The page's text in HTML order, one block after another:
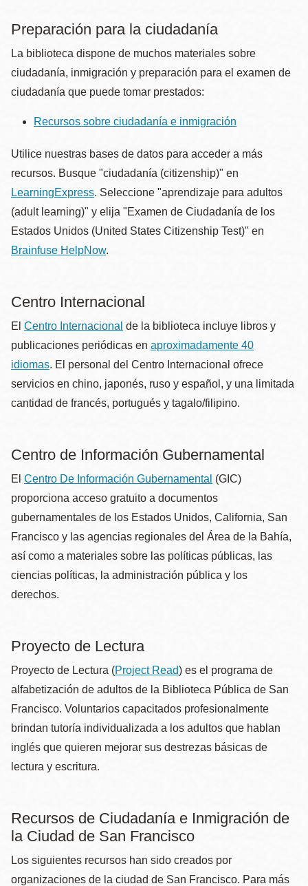
Preparación para la ciudadanía
La biblioteca dispone de muchos materiales sobre
ciudadanía, inmigración y preparación para el examen de
ciudadanía que puede tomar prestados:
Recursos sobre ciudadanía e inmigración
Utilice nuestras bases de datos para acceder a más
recursos. Busque "ciudadanía (citizenship)" en
LearningExpress. Seleccione "aprendizaje para adultos
(adult learning)" y elija "Examen de Ciudadanía de los
Estados Unidos (United States Citizenship Test)" en
Brainfuse HelpNow.
Centro Internacional
El Centro Internacional de la biblioteca incluye libros y
publicaciones periódicas en aproximadamente 40
idiomas. El personal del Centro Internacional ofrece
servicios en chino, japonés, ruso y español, y una limitada
cantidad de francés, portugués y tagalo/filipino.
Centro de Información Gubernamental
El Centro De Información Gubernamental (GIC)
proporciona acceso gratuito a documentos
gubernamentales de los Estados Unidos, California, San
Francisco y las agencias regionales del Área de la Bahía,
así como a materiales sobre las políticas públicas, las
ciencias políticas, la administración pública y los
derechos.
Proyecto de Lectura
Proyecto de Lectura (Project Read) es el programa de
alfabetización de adultos de la Biblioteca Pública de San
Francisco. Voluntarios capacitados profesionalmente
brindan tutoría individualizada a los adultos que hablan
inglés que quieren mejorar sus destrezas básicas de
lectura y escritura.
Recursos de Ciudadanía e Inmigración de
la Ciudad de San Francisco
Los siguientes recursos han sido creados por
organizaciones de la ciudad de San Francisco. Para más